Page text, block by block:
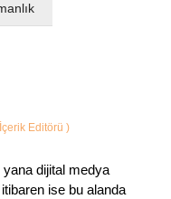
Editörü )
yana dijital medya
ise bu alanda